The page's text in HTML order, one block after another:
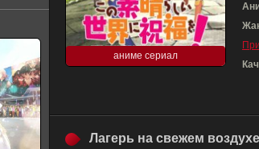
аниме сериал
Лагерь на свежем